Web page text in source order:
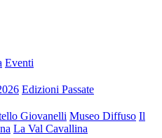
Eventi
Edizioni Passate
Giovanelli Museo Diffuso Il
La Val Cavallina